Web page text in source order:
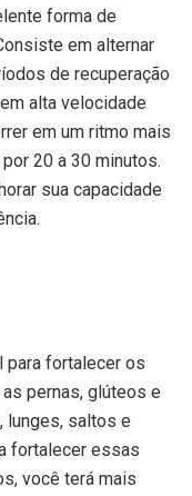
forma de
em alternar
de recuperação
alta velocidade
em um ritmo mais
20 a 30 minutos.
sua capacidade
para fortalecer os
pernas, glúteos e
lunges, saltos e
fortalecer essas
você terá mais